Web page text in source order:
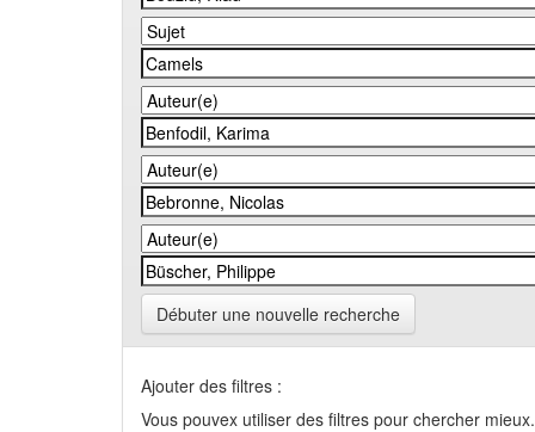
Débuter une nouvelle recherche
Ajouter des filtres :
Vous pouvex utiliser des filtres pour chercher mieux.